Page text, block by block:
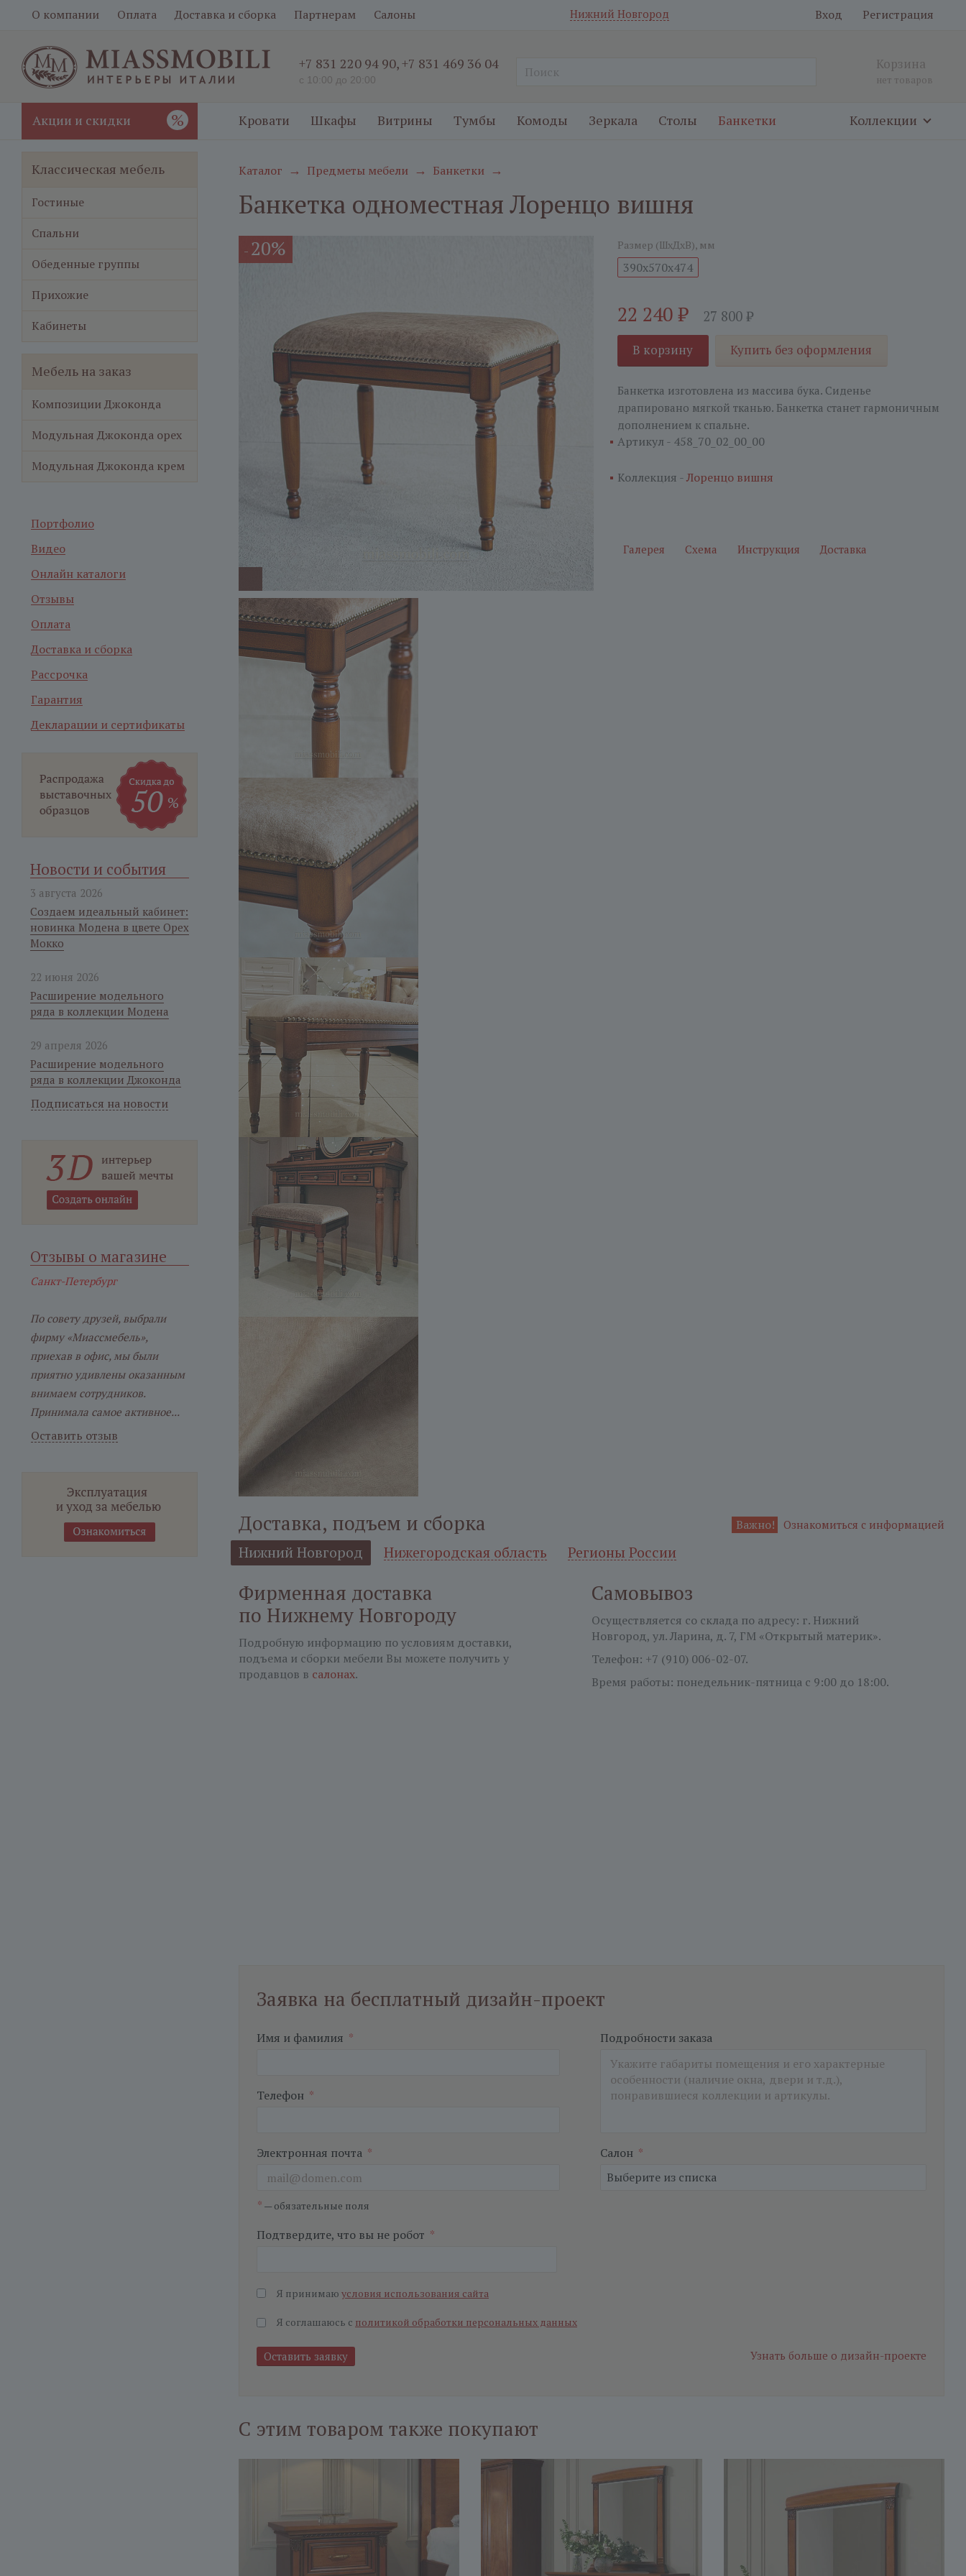
О компании Оплата Доставка и сборка Партнерам Салоны Нижний Новгород Вход Регистрация
+7 831 220 94 90,+7 831 469 36 04
с 10:00 до 20:00
Корзина
нет товаров
Акции и скидки % Кровати Шкафы Витрины Тумбы Комоды Зеркала Столы Банкетки Коллекции
Каталог → Предметы мебели → Банкетки →
Банкетка одноместная Лоренцо вишня
- 20% Размер (ШxДxВ), мм
390x570x474
22 240₽ 27 800₽
В корзину Купить без оформления
Банкетка изготовлена из массива бука. Сиденье
драпировано мягкой тканью. Банкетка станет гармоничным
дополнением к спальне.
Артикул - 458_70_02_00_00
Коллекция -Лоренцо вишня
Галерея Схема Инструкция Доставка
Доставка, подъем и сборка Важно! Ознакомиться с информацией
Нижний Новгород Нижегородская область Регионы России
Фирменная доставка
по Нижнему Новгороду
Подробную информацию по условиям доставки,
подъема и сборки мебели Вы можете получить у
продавцов в салонах.
Самовывоз
Осуществляется со склада по адресу: г. Нижний
Новгород, ул. Ларина, д. 7, ГМ «Открытый материк».
Телефон: +7 (910) 006-02-07.
Время работы: понедельник-пятница с 9:00 до 18:00.
Заявка на бесплатный дизайн-проект
Имя и фамилия *
Телефон *
Электронная почта *
Подробности заказа
Салон *
* — обязательные поля
Подтвердите, что вы не робот *
Я принимаю условия использования сайта
Я соглашаюсь с политикой обработки персональных данных
Узнать больше о дизайн-проекте
С этим товаром также покупают
Классическая мебель
Гостиные
Спальни
Обеденные группы
Прихожие
Кабинеты
Мебель на заказ
Композиции Джоконда
Модульная Джоконда орех
Модульная Джоконда крем
Портфолио
Видео
Онлайн каталоги
Отзывы
Оплата
Доставка и сборка
Рассрочка
Гарантия
Декларации и сертификаты
Новости и события
3 августа 2026
Создаем идеальный кабинет:
новинка Модена в цвете Орех
Мокко
22 июня 2026
Расширение модельного
ряда в коллекции Модена
29 апреля 2026
Расширение модельного
ряда в коллекции Джоконда
Подписаться на новости
Отзывы о магазине
Санкт-Петербург
По совету друзей, выбрали
фирму «Миассмебель»,
приехав в офис, мы были
приятно удивлены оказанным
внимаем сотрудников.
Принимала самое активное...
Оставить отзыв